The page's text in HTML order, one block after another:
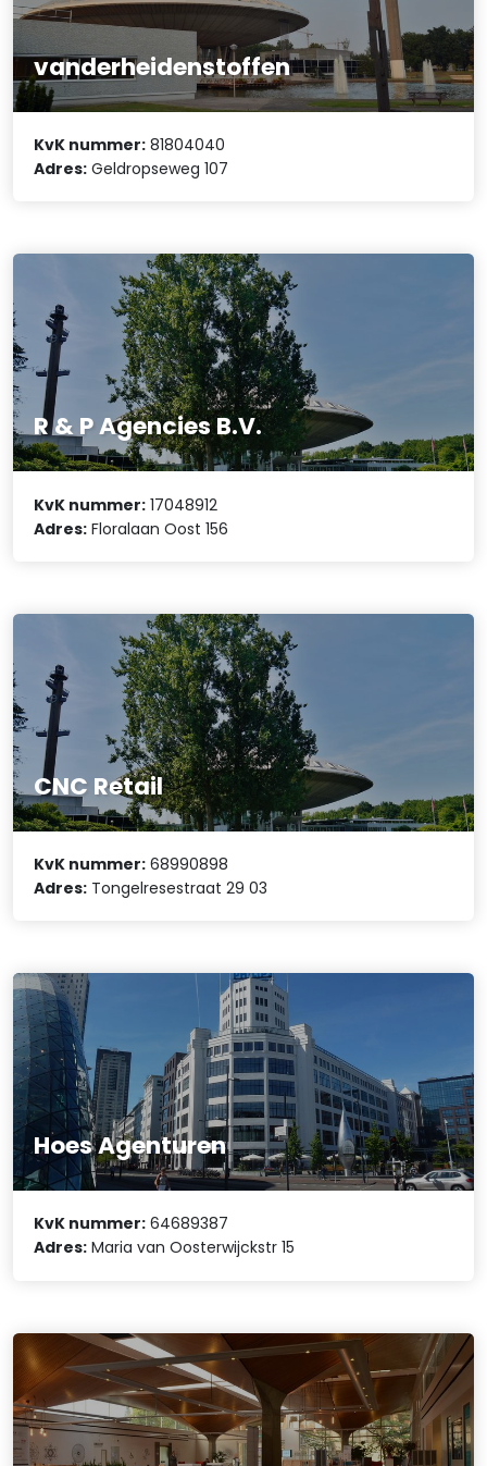
vanderheidenstoffen
KvK nummer: 81804040
Adres: Geldropseweg 107
R & P Agencies B.V.
KvK nummer: 17048912
Adres: Floralaan Oost 156
CNC Retail
KvK nummer: 68990898
Adres: Tongelresestraat 29 03
Hoes Agenturen
KvK nummer: 64689387
Adres: Maria van Oosterwijckstr 15